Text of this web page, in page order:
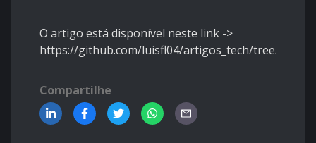
O artigo está disponível neste link ->
https://github.com/luisfl04/artigos_tech/tree/
Compartilhe